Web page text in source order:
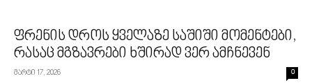
ფრენის დროს ყველაზე საშიში მომენტები,
რასაც მგზავრები ხშირად ვერ ამჩნევენ
მარტი 17, 2026 0